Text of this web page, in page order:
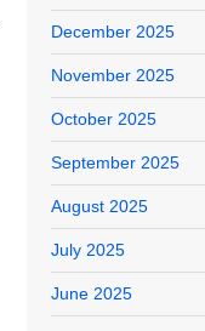
December 2025
November 2025
October 2025
September 2025
August 2025
July 2025
June 2025